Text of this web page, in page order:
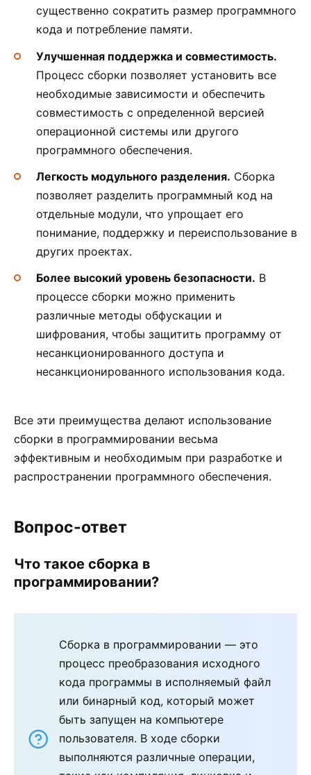
существенно сократить размер программного
кода и потребление памяти.
Улучшенная поддержка и совместимость.
Процесс сборки позволяет установить все
необходимые зависимости и обеспечить
совместимость с определенной версией
операционной системы или другого
программного обеспечения.
Легкость модульного разделения. Сборка
позволяет разделить программный код на
отдельные модули, что упрощает его
понимание, поддержку и переиспользование в
других проектах.
Более высокий уровень безопасности. В
процессе сборки можно применить
различные методы обфускации и
шифрования, чтобы защитить программу от
несанкционированного доступа и
несанкционированного использования кода.
Все эти преимущества делают использование
сборки в программировании весьма
эффективным и необходимым при разработке и
распространении программного обеспечения.
Вопрос-ответ
Что такое сборка в
программировании?
Сборка в программировании — это
процесс преобразования исходного
кода программы в исполняемый файл
или бинарный код, который может
быть запущен на компьютере
пользователя. В ходе сборки
выполняются различные операции,